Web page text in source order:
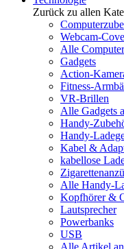
Zurück zu allen
Webcam-
Alle
Gadgets
Action-
Fitness-
VR-Brillen
Alle Gadgets
Handy-
Handy-
Kabel &
kabellose
Alle Handy-
Kopfhörer &
Lautsprecher
Powerbanks
USB
Alle Artikel